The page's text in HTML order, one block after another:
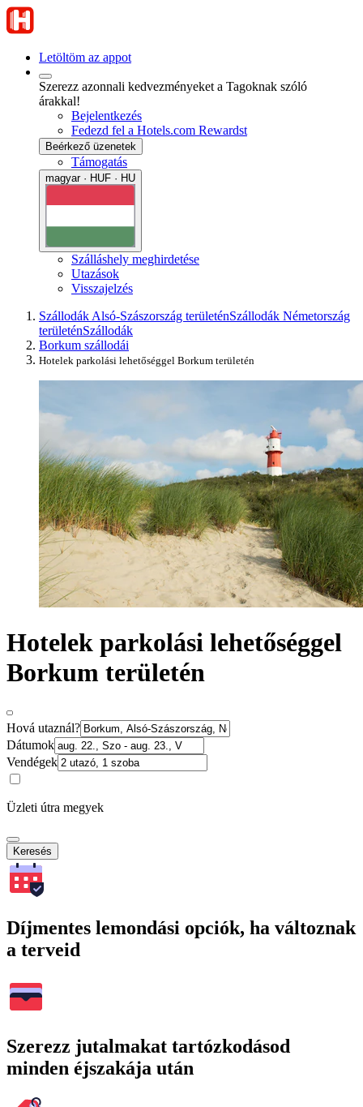
Letöltöm az appot
Szerezz azonnali kedvezményeket a Tagoknak szóló
árakkal!
Bejelentkezés
Fedezd fel a Hotels.com Rewardst
Beérkező üzenetek
Támogatás
magyar · HUF · HU
Szálláshely meghirdetése
Utazások
Visszajelzés
Szállodák Alsó-Szászország területénSzállodák Németország
területénSzállodák
Borkum szállodái
Hotelek parkolási lehetőséggel Borkum területén
Hotelek parkolási lehetőséggel
Borkum területén
Hová utaznál?
Dátumok
Vendégek
Üzleti útra megyek
Keresés
Díjmentes lemondási opciók, ha változnak
a terveid
Szerezz jutalmakat tartózkodásod
minden éjszakája után